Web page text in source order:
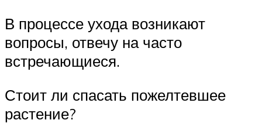
В процессе ухода возникают
вопросы, отвечу на часто
встречающиеся.
Стоит ли спасать пожелтевшее
растение?